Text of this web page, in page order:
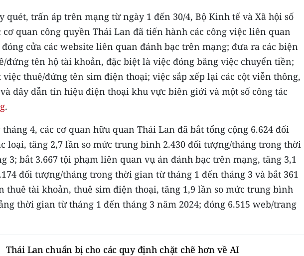
quét, trấn áp trên mạng từ ngày 1 đến 30/4, Bộ Kinh tế và Xã hội số
cơ quan công quyền Thái Lan đã tiến hành các công việc liên quan
cửa các website liên quan đánh bạc trên mạng; đưa ra các biện
đứng tên hộ tài khoản, đặc biệt là việc đóng băng việc chuyển tiền;
thuê/đứng tên sim điện thoại; việc sắp xếp lại các cột viễn thông,
dây dẫn tín hiệu điện thoại khu vực biên giới và một số công tác
.
4, các cơ quan hữu quan Thái Lan đã bắt tổng cộng 6.624 đối
loại, tăng 2,7 lần so mức trung bình 2.430 đối tượng/tháng trong thời
3; bắt 3.667 tội phạm liên quan vụ án đánh bạc trên mạng, tăng 3,1
đối tượng/tháng trong thời gian từ tháng 1 đến tháng 3 và bắt 361
thuê tài khoản, thuê sim điện thoại, tăng 1,9 lần so mức trung bình
thời gian từ tháng 1 đến tháng 3 năm 2024; đóng 6.515 web/trang
Thái Lan chuẩn bị cho các quy định chặt chẽ hơn về AI